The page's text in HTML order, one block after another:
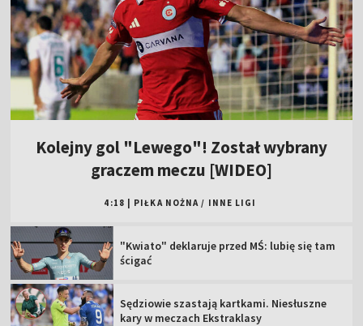
Kolejny gol "Lewego"! Został wybrany
graczem meczu [WIDEO]
4:18 PIŁKA NOŻNA / INNE LIGI
"Kwiato" deklaruje przed MŚ: lubię się tam
ścigać
Sędziowie szastają kartkami. Niesłuszne
kary w meczach Ekstraklasy